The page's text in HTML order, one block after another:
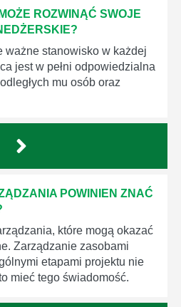
ROZWINĄĆ SWOJE
ważne stanowisko w każdej
jest w pełni odpowiedzialna
mu osób oraz
POWINIEN ZNAĆ
które mogą okazać
Zarządzanie zasobami
etapami projektu nie
mieć tego świadomość.